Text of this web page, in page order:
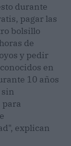
durante
pagar las
bolsillo
de
y pedir
en
10 años
sin
para
explican